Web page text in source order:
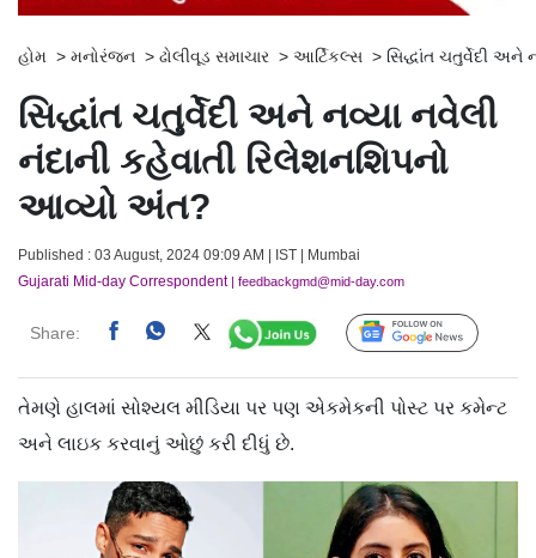
હોમ > મનોરંજન > ઢોલીવૂડ સમાચાર > આર્ટિકલ્સ > સિદ્ધાંત ચતુર્વેદી
સિદ્ધાંત ચતુર્વેદી અને નવ્યા નવેલી
નંદાની કહેવાતી રિલેશનશિપનો
આવ્યો અંત?
Published : 03 August, 2024 09:09 AM | IST | Mumbai
Gujarati Mid-day Correspondent| feedbackgmd@mid-day.com
Share: Follow Us
તેમણે હાલમાં સોશ્યલ મીડિયા પર પણ એકમેકની પોસ્ટ પર કમેન્ટ
અને લાઇક કરવાનું ઓછું કરી દીધું છે.